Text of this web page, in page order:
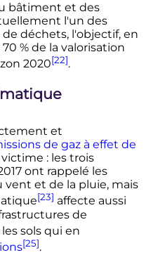
bâtiment et des
l'un des
déchets, l'objectif, en
% de la valorisation
2020[22].
et
de gaz à effet de
victime : les trois
ont rappelé les
et de la pluie, mais
[23] affecte aussi
de
sols qui en
[25].